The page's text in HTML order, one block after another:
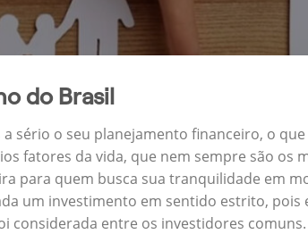
do Brasil
sério o seu planejamento financeiro, o
fatores da vida, que nem sempre são os
para quem busca sua tranquilidade em
um investimento em sentido estrito,
considerada entre os investidores